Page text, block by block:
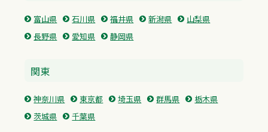
富山県 石川県 福井県 新潟県
山梨県
長野県
愛知県 静岡県
関東
神奈川県 東京都 埼玉県 群馬県
栃木県
茨城県
千葉県